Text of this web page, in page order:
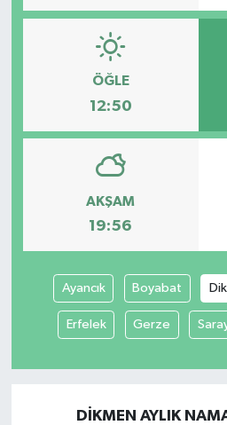
ÖĞLE
12:50
AKŞAM
19:56
Ayancık Boyabat
Erfelek Gerze
DIKMEN AYLIK